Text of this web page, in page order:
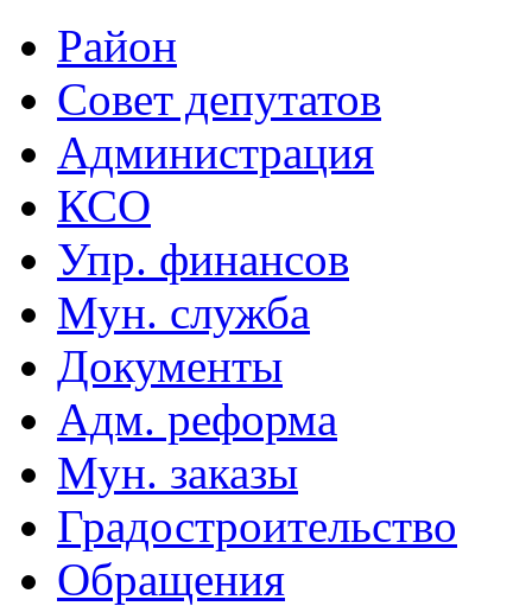
Район
Совет депутатов
Администрация
КСО
Упр. финансов
Мун. служба
Документы
Адм. реформа
Мун. заказы
Градостроительство
Обращения